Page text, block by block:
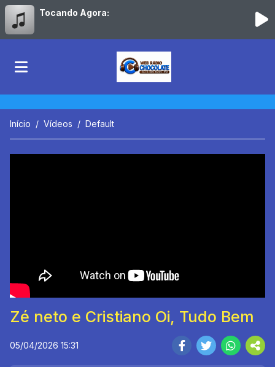
Tocando Agora:
Início Vídeos Default
Zé neto e Cristiano Oi, Tudo Bem
05/04/2026 15:31